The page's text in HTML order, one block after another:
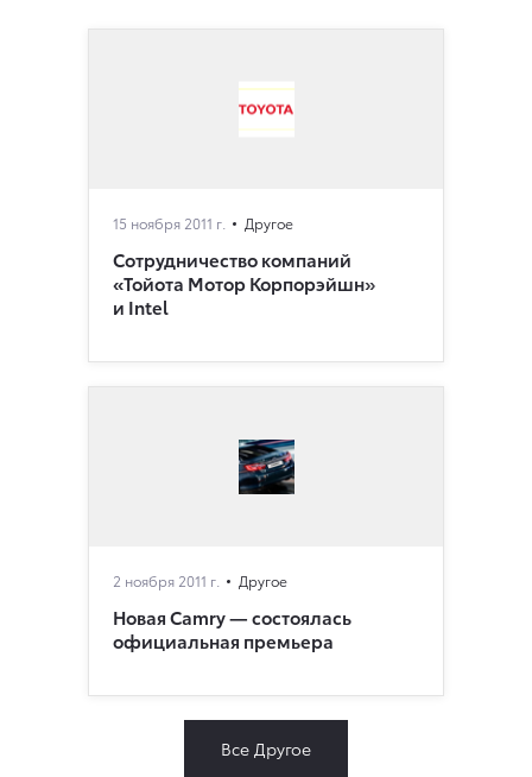
15 ноября 2011 г. Другое
Сотрудничество компаний
«Тойота Мотор Корпорэйшн»
и Intel
2 ноября 2011 г. Другое
Новая Camry — состоялась
официальная премьера
Все Другое